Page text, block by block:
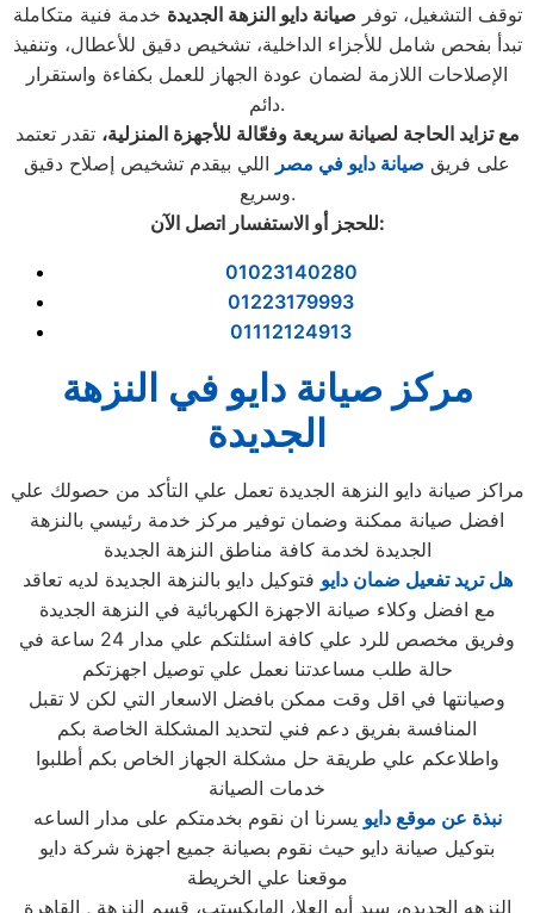
توقف التشغيل، توفر صيانةدايو النزهة الجديدة خدمة فنية متكاملة
تبدأ بفحص شامل للأجزاء الداخلية، تشخيص دقيق للأعطال، وتنفيذ
الإصلاحات اللازمة لضمان عودة الجهاز للعمل بكفاءة واستقرار
دائم.
مع تزايد الحاجة لصيانة سريعة وفعّالة للأجهزة المنزلية، تقدر تعتمد
على فريق صيانة دايو في مصر اللي بيقدم تشخيص إصلاح دقيق
وسريع.
للحجز أو الاستفسار اتصل الآن:
01023140280
01223179993
01112124913
مركز صيانة دايو في النزهة
الجديدة
مراكز صيانة دايو النزهة الجديدة تعمل علي التأكد من حصولك علي
افضل صيانة ممكنة وضمان توفير مركز خدمة رئيسي بالنزهة
الجديدة لخدمة كافة مناطق النزهة الجديدة
هل تريد تفعيل ضمان دايو فتوكيل دايو بالنزهة الجديدة لديه تعاقد
مع افضل وكلاء صيانة الاجهزة الكهربائية في النزهة الجديدة
وفريق مخصص للرد علي كافة اسئلتكم علي مدار 24 ساعة في
حالة طلب مساعدتنا نعمل علي توصيل اجهزتكم
وصيانتها في اقل وقت ممكن بافضل الاسعار التي لكن لا تقبل
المنافسة بفريق دعم فني لتحديد المشكلة الخاصة بكم
واطلاعكم علي طريقة حل مشكلة الجهاز الخاص بكم أطلبوا
خدمات الصيانة
نبذة عن موقع دايو يسرنا ان نقوم بخدمتكم على مدار الساعه
بتوكيل صيانة دايو حيث نقوم بصيانة جميع اجهزة شركة دايو
موقعنا علي الخريطة
النزهه الجديده، سيد أبو العلا، الهايكستب، قسم النزهة , القاهرة